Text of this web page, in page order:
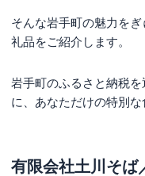
そんな岩手町の魅力を
礼品をご紹介します。
岩手町のふるさと納税
に、あなただけの特別な
有限会社土川そば